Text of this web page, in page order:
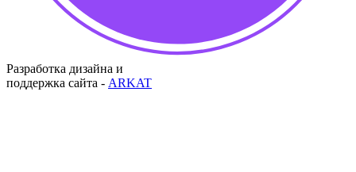
Разработка дизайна и
поддержка сайта - ARKAT